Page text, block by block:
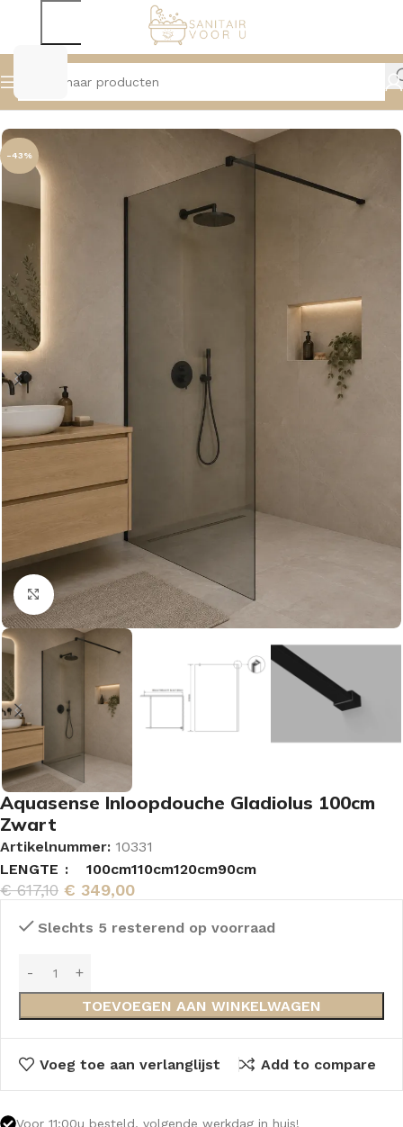
Home Douche Inloopdouche
-43%
Vergroten
Aquasense Inloopdouche Gladiolus 100cm
Zwart
Artikelnummer: 10331
LENGTE
100cm110cm120cm90cm
€617,10 € 349,00
Slechts 5 resterend op voorraad
TOEVOEGEN AAN WINKELWAGEN
Voeg toe aan verlanglijst Add to compare
Voor 11:00u besteld, volgende werkdag in huis!